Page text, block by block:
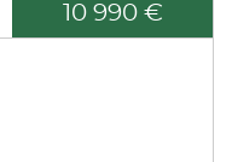
10 990 €